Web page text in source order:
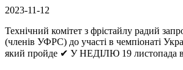
2023-11-12
Технічний комітет з фрістайлу радий
(членів УФРС) до участі в чемпіонаті
який пройде ✔ У НЕДІЛЮ 19 листопада в